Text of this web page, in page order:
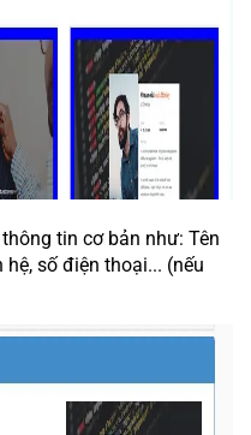
tin cơ bản như: Tên
số điện thoại... (nếu